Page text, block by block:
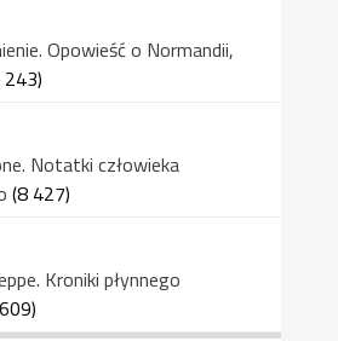
Opowieść o Normandii,
243)
Notatki człowieka
(8 427)
Kroniki płynnego